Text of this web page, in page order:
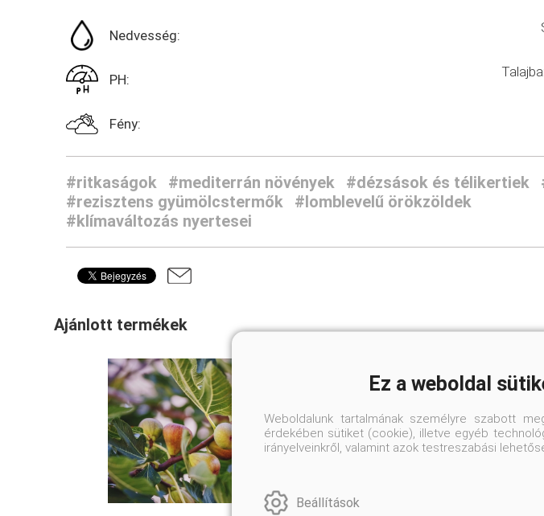
Nedvesség:
PH:
Fény:
#ritkaságok #mediterrán növények #dézsások és télikertiek
#rezisztens gyümölcstermők
#lomblevelű örökzöldek
#klímaváltozás nyertesei
Ajánlott termékek
Ez a weboldal
Weboldalunk tartalmának személyre szabott
érdekében sütiket (cookie), illetve egyéb
irányelveinkről, valamint azok testreszabási
Beállítások